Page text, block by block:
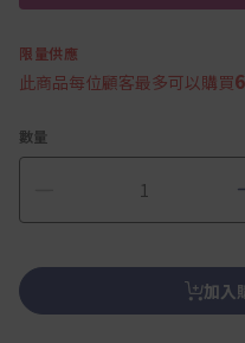
限量供應
此商品每位顧客最多可以購買
數量
加入